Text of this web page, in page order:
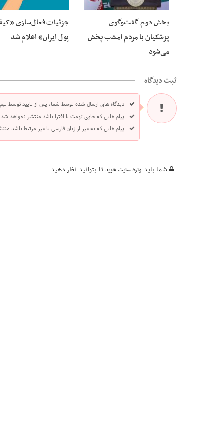
بخش دوم گفت‌وگوی
پزشکیان با مردم امشب پخش
می‌شود
جزئیات فعال‌سازی
پول ایران» اعلام شد
ثبت دیدگاه
دیدگاه های ارسال شده توسط شما، پس از تایید توسط
پیام هایی که حاوی تهمت یا افترا باشد منتشر نخواهد شد.
پیام هایی که به غیر از زبان فارسی یا غیر مرتبط باشد
شما باید وارد سایت شوید تا بتوانید نظر دهید.